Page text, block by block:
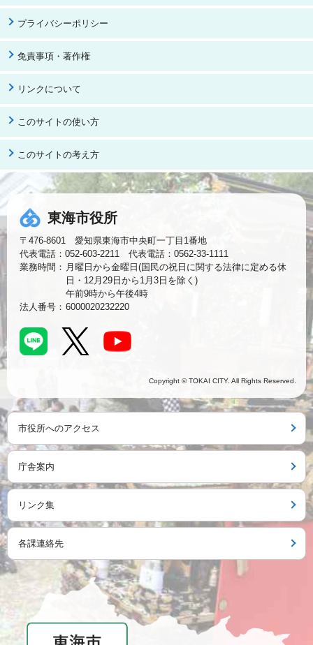
プライバシーポリシー
免責事項・著作権
リンクについて
このサイトの使い方
このサイトの考え方
東海市役所
〒476-8601 愛知県東海市中央町一丁目1番地
代表電話：052-603-2211 代表電話：0562-33-1111
業務時間： 月曜日から金曜日(国民の祝日に関する法律に定める休
日・12月29日から1月3日を除く)
午前9時から午後4時
法人番号： 6000020232220
Copyright © TOKAI CITY. All Rights Reserved.
市役所へのアクセス
庁舎案内
リンク集
各課連絡先